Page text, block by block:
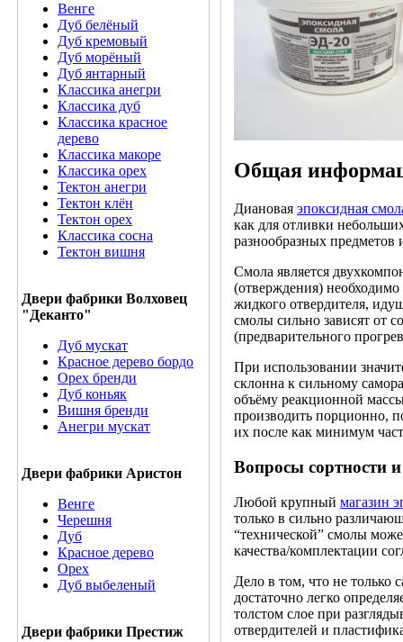
Венге
Дуб белёный
Дуб кремовый
Дуб морёный
Дуб янтарный
Классика анегри
Классика дуб
Классика красное
дерево
Классика макоре
Классика орех
Тектон анегри
Тектон клён
Тектон орех
Классика сосна
Тектон вишня
Двери фабрики Волховец
"Деканто"
Дуб мускат
Красное дерево бордо
Орех бренди
Дуб коньяк
Вишня бренди
Анегри мускат
Двери фабрики Аристон
Венге
Черешня
Дуб
Красное дерево
Орех
Дуб выбеленый
Двери фабрики Престиж
Общая
Диановая эпоксидная
как для отливки
разнообразных
Смола является
(отверждения)
жидкого отвердителя,
смолы сильно зависят от
(предварительного
При использовании
склонна к сильному
объёму реакционной
производить порционно,
их после как минимум
Вопросы сортности
Любой крупный магазин
только в сильно
“технической” смолы
качества/комплектации
Дело в том, что не только
достаточно легко
толстом слое при
отвердителей и